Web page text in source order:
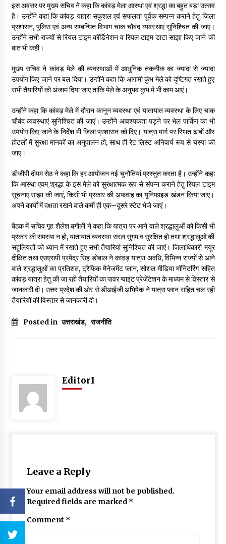
May 12, 2022
Thought Of The Day 11 May
Thought Of The Day 10 May
Thought Of The Day 9 May
May 9, 2022
इस अवसर पर मुख्य सचिव ने कहा कि कांवड़ मेला आस्था एवं श्रद्धा का बहुत बड़ा उत्सव
है। उन्होंने कहा कि कांवड़ यात्रा सकुशल एवं सफलता पूर्वक सम्पन्न कराने हेतु जिला
प्रशासन, पुलिस एवं अन्य सम्बन्धित विभाग चाक चौबंद व्यवस्थाएं सुनिश्चित की जाएं।
उन्होंने सभी राज्यों से रियल टाइम कॉर्डिनेशन व रियल टाइम डाटा साझा किए जाने की
बात भी कही।
मुख्य सचिव ने कांवड़ मेले की व्यवस्थाओं में आधुनिक तकनीक का ज्यादा से ज्यादा
उपयोग किए जाने पर बल दिया। उन्होंने कहा कि आगामी कुंभ मेले को दृष्टिगत रखते हुए
सभी तैयारियों को अंजाम दिया जाए ताकि मेले के अनुभव कुंभ में भी काम आएं।
उन्होंने कहा कि कांवड़ मेले में दौरान कानून व्यवस्था एवं यातायात व्यवस्था के लिए चाक
चौबंद व्यवस्थाएं सुनिश्चित की जाएं। उन्होंने आवश्यकता पड़ने पर भेल पार्किंग का भी
उपयोग किए जाने के निर्देश भी जिला प्रशासन को दिए। यात्रा मार्ग पर स्थित ढाबों और
होटलों में सुरक्षा मानकों का अनुपालन हो, साथ ही रेट लिस्ट अनिवार्य रूप से चस्पा की
जाए।
डीजीपी दीपम सेठ ने कहा कि हर आयोजन नई चुनौतियां प्रस्तुत करता है। उन्होंने कहा
कि आस्था एवम् श्रद्धा के इस मेले को सुरक्षात्मक रूप से संपन्न कराने हेतु रियल टाइम
सूचनाएं साझा की जाएं, किसी भी प्रकार की अफवाह का यूनिफाइड खंडन किया जाए।
अपने कार्यों में दक्षता रखने वाले कर्मी ही एक–दूसरे स्टेट भेजे जाएं।
बैठक में सचिव गृह शैलेश बगौली ने कहा कि यात्रा पर आने वाले श्रद्धालुओं को किसी भी
प्रकार की समस्या न हो, यातायात व्यवस्था सरल सुगम व सुरक्षित हो तथा श्रद्धालुओं की
सहूलियतों को ध्यान में रखते हुए सभी तैयारियां सुनिश्चित की जाएं। जिलाधिकारी मयूर
दीक्षित तथा एसएसपी प्रमेंद्र सिंह डोबाल ने कांवड़ यात्रा अवधि, विभिन्न राज्यों से आने
वाले श्रद्धालुओं का प्रतिशत, ट्रैफिक मैनेजमेंट प्लान, सोशल मीडिया मॉनिटरिंग सहित
कांवड़ यात्रा हेतु की जा रही तैयारियों का पावर प्वाइंट प्रेजेंटेशन के माध्यम से विस्तार से
जानकारी दी। उत्तर प्रदेश की ओर से डीआईजी अभिषेक ने यात्रा प्लान सहित चल रही
तैयारियों की विस्तार से जानकारी दी।
Posted in उत्तराखंड, राजनीति
Editor1
Leave a Reply
Your email address will not be published.
Required fields are marked *
Comment *